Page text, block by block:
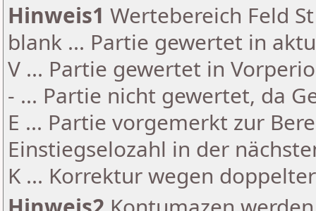
Hinweis1 Wertebereich Feld
blank ... Partie gewertet in
V ... Partie gewertet in
- ... Partie nicht gewertet, da
E ... Partie vorgemerkt zur
Einstiegselozahl in der
K ... Korrektur wegen